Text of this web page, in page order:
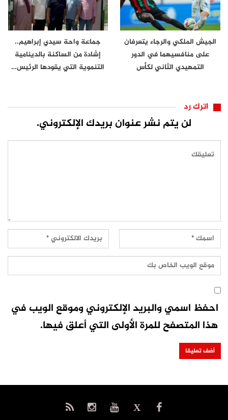
الجيش الملكي والرجاء يتعرفان
على منافسيهما في الدور
التمهيدي الثاني لكأس
جماعة واحة سيدي إبراهيم..
إشادة من الساكنة بالدينامية
التنموية التي يقودها الرئيس…
اترك رد
لن يتم نشر عنوان بريدك الإلكتروني.
احفظ اسمي والبريد الإلكتروني وموقع الويب في
هذا المتصفح للمرة الأولى التي أعلق فيها.